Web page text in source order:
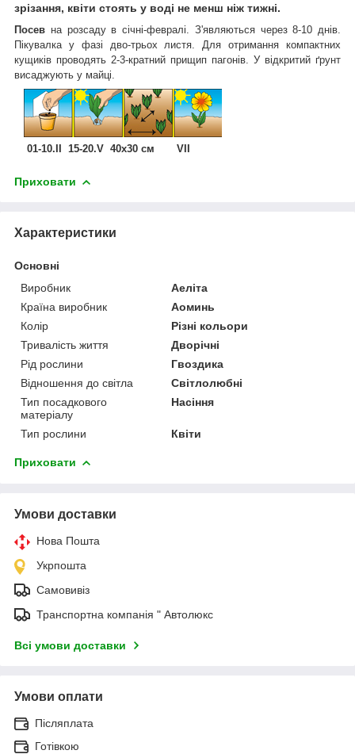
зрізання, квіти стоять у воді не менш ніж тижні.
Посев на розсаду в січні-февралі. З'являються через 8-10 днів.
Пікувалка у фазі дво-трьох листя. Для отримання компактних
кущиків проводять 2-3-кратний прищип пагонів. У відкритий ґрунт
висаджують у майці.
01-10.II 15-20.V 40x30 см VII
Приховати
Характеристики
Основні
Виробник
Аеліта
Країна виробник
Аоминь
Колір
Різні кольори
Тривалість життя
Дворічні
Рід рослини
Гвоздика
Відношення до світла
Світлолюбні
Тип посадкового
матеріалу
Насіння
Тип рослини Квіти
Приховати
Умови доставки
Нова Пошта
Укрпошта
Самовивіз
Транспортна компанія " Автолюкс
Всі умови доставки
Умови оплати
Післяплата
Готівкою